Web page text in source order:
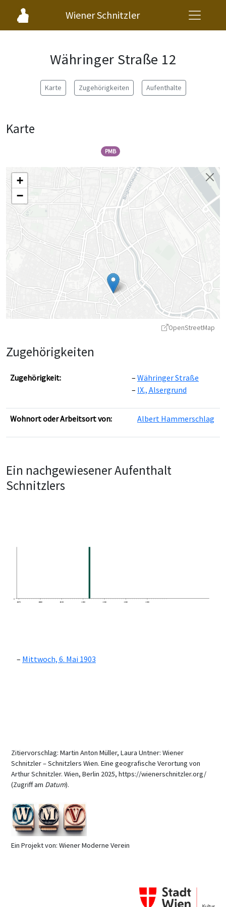
Wiener Schnitzler
Währinger Straße 12
Karte Zugehörigkeiten Aufenthalte
Karte
PMB
+
−
Leaflet|©OpenStreetMapcontributors ©CARTO
OpenStreetMap
Zugehörigkeiten
Zugehörigkeit:
Währinger Straße
IX., Alsergrund
Wohnort oder Arbeitsort von: Albert Hammerschlag
Ein nachgewiesener Aufenthalt
Schnitzlers
0
1870
1880 1890 1900 1910 1920 1930
Mittwoch, 6. Mai 1903
Zitiervorschlag: Martin Anton Müller, Laura Untner: Wiener
Schnitzler – Schnitzlers Wien. Eine geografische Verortung von
Arthur Schnitzler. Wien, Berlin 2025, https://wienerschnitzler.org/
(Zugriff am Datum).
Ein Projekt von: Wiener Moderne Verein